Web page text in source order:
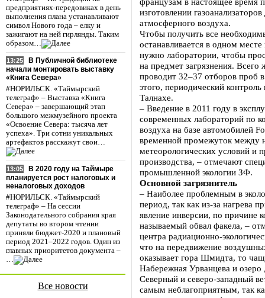
предприятиях-передовиках в день
выполнения плана устанавливают
символ Нового года – елку и
зажигают на ней гирлянды. Таким
образом…
13:25
В Публичной библиотеке
начали монтировать выставку
«Книга Севера»
#НОРИЛЬСК. «Таймырский
телеграф» – Выставка «Книга
Севера» – завершающий этап
большого межмузейного проекта
«Освоение Севера: тысяча лет
успеха». Три сотни уникальных
артефактов расскажут свои…
13:05
В 2020 году на Таймыре
планируется рост налоговых и
неналоговых доходов
#НОРИЛЬСК. «Таймырский
телеграф» – На сессии
Законодательного собрания края
депутаты во втором чтении
приняли бюджет-2020 и плановый
период 2021–2022 годов. Один из
главных приоритетов документа –
…
Все новости
изготовлении
атмосферного воздуха.
Чтобы получить все
останавливается в одном
нужно лаборатории, чтобы
на предмет загрязнения. Всего
проводит 32–37 отборов проб
этого, периодический
Талнахе.
– Введение в 2011 году в
современных лабораторий по
воздуха на базе автомобилей
временной промежуток между
метеорологических условий и
производства, – отмечают
промышленной экологии ЗФ.
Основной загрязнитель
– Наиболее проблемным в
период, так как из-за нагрева
явление инверсии, по причине
называемый обвал факела, –
центра радиационно-
что на передвижение
оказывает гора Шмидта, то
Набережная Урванцева и озеро
Северный и северо-западный
самым неблагоприятным, так